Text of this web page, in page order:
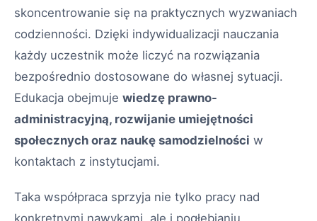
skoncentrowanie się na praktycznych wyzwaniach
codzienności. Dzięki indywidualizacji nauczania
każdy uczestnik może liczyć na rozwiązania
bezpośrednio dostosowane do własnej sytuacji.
Edukacja obejmuje wiedzę prawno-
administracyjną, rozwijanie umiejętności
społecznych oraz naukę samodzielności w
kontaktach z instytucjami.
Taka współpraca sprzyja nie tylko pracy nad
konkretnymi nawykami, ale i pogłębianiu